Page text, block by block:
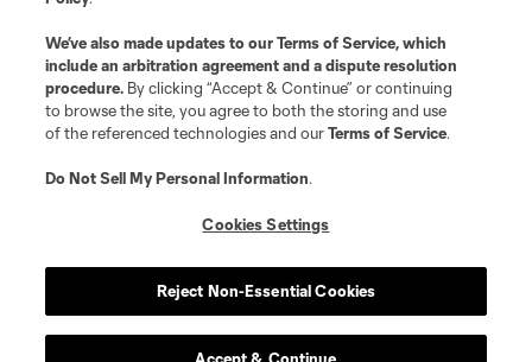
Club Sites
Cookies Settings
©2026 MLS. El nombre y escudo de la Major League Soccer y MLS son
marcas registradas de League Soccer, L.L.C. (“MLS”). Los nombres y logos
de los equipos de la MLS están registrados y son marcas bajo ley común
de la MLS o son usadas con el permiso de sus propietarios. Uso
We’ve also made updates to ourTerms of Service, which
include an arbitration agreement and a dispute resolution
procedure. By clicking “Accept & Continue” or continuing
to browse the site, you agree to both the storing and use
of the referenced technologies and ourTerms of Service.
Do Not Sell My Personal Information.
Cookies Settings
Reject Non-Essential Cookies